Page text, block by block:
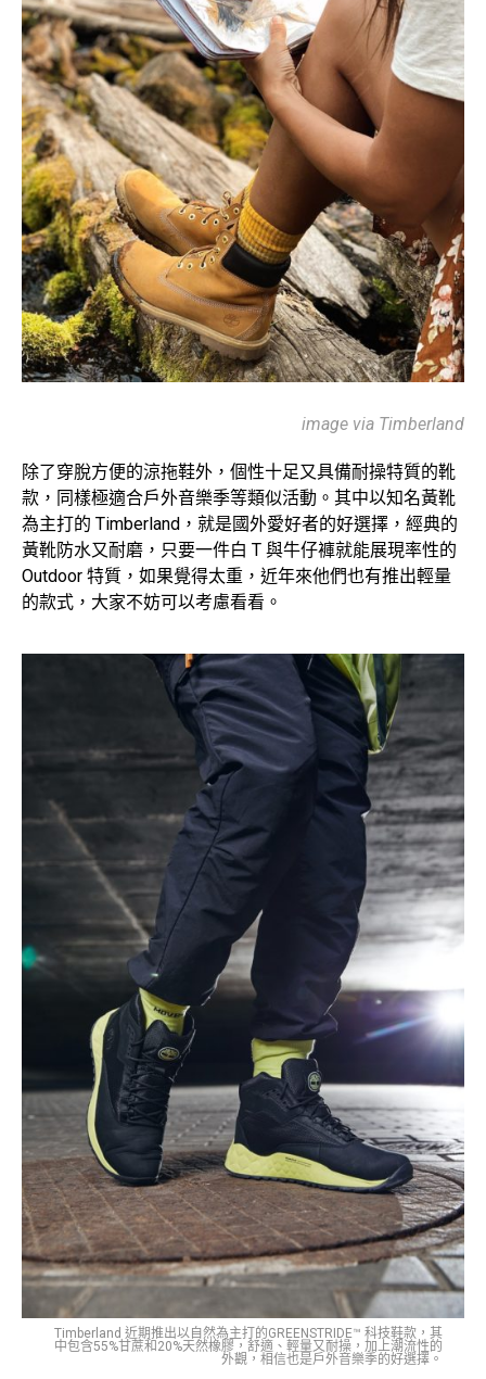
image via Timberland
除了穿脫方便的涼拖鞋外，個性十足又具備耐操特質的靴
款，同樣極適合戶外音樂季等類似活動。其中以知名黃靴
為主打的 Timberland，就是國外愛好者的好選擇，經典的
黃靴防水又耐磨，只要一件白 T 與牛仔褲就能展現率性的
Outdoor 特質，如果覺得太重，近年來他們也有推出輕量
的款式，大家不妨可以考慮看看。
Timberland 近期推出以自然為主打的GREENSTRIDE™ 科技鞋款，其
中包含55%甘蔗和20%天然橡膠，舒適、輕量又耐操，加上潮流性的
外觀，相信也是戶外音樂季的好選擇。